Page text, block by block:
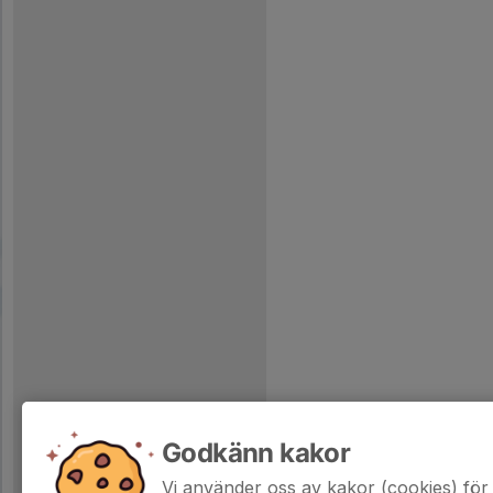
Godkänn kakor
Vi använder oss av kakor (cookies)